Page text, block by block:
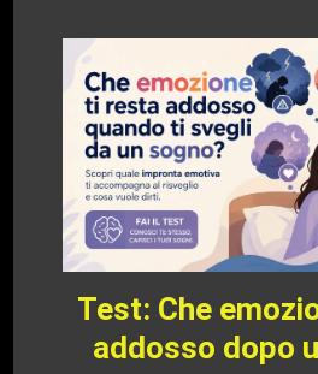
Test: Che
addosso dopo